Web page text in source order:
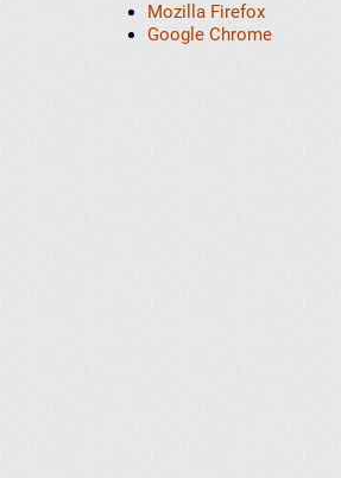
Mozilla Firefox
Google Chrome